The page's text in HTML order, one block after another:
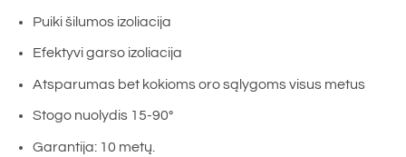
Puiki šilumos izoliacija
Efektyvi garso izoliacija
Atsparumas bet kokioms oro sąlygoms visus metus
Stogo nuolydis 15-90°
Garantija: 10 metų.